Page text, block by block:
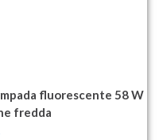
fluorescente 58 W
fredda